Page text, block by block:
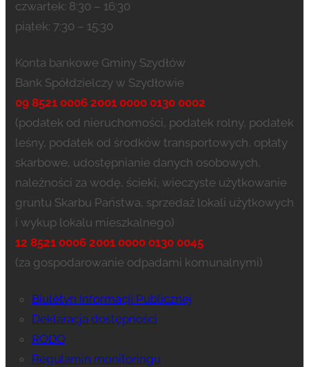
czwartek: 8:30 – 16:30
piątek: 7:30 – 15:30
Konta bankowe Gminy Szydłów
Bank Spółdzielczy w Szydłowie
09 8521 0006 2001 0000 0130 0002
(podatek od nieruchomości, podatek rolny, podatek
leśny, podatek od środków transportowych, opłaty
skarbowe, udostępnianie danych osobowych,
należności za wodę, ścieki, wieczyste użytkowanie
gruntu Skarbu Państwa, sprzedaż lokali użytkowych
i wykup lokalu mieszkalnego)
12 8521 0006 2001 0000 0130 0045
(za gospodarowanie odpadami komunalnymi)
Biuletyn Informacji Publicznej
Deklaracja dostępności
RODO
Regulamin monitoringu